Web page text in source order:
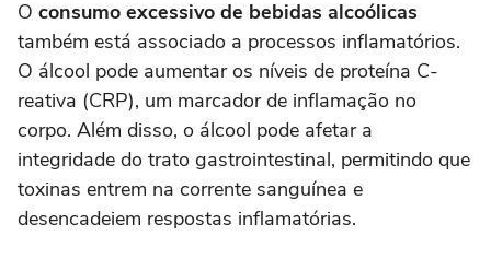
O consumo excessivo de bebidas alcoólicas
também está associado a processos inflamatórios.
O álcool pode aumentar os níveis de proteína C-
reativa (CRP), um marcador de inflamação no
corpo. Além disso, o álcool pode afetar a
integridade do trato gastrointestinal, permitindo que
toxinas entrem na corrente sanguínea e
desencadeiem respostas inflamatórias.